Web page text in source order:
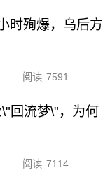
时殉爆，乌后方
阅读 7591
回流梦\"，为何
阅读 7114